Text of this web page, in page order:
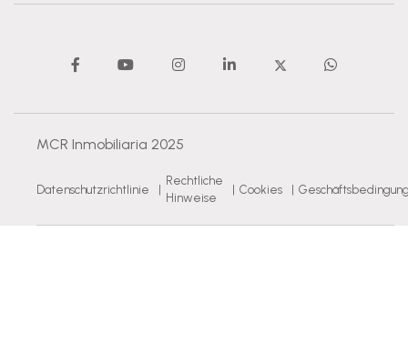
MCR Inmobiliaria 2025
Datenschutzrichtlinie |
Rechtliche
Hinweise
| Cookies |